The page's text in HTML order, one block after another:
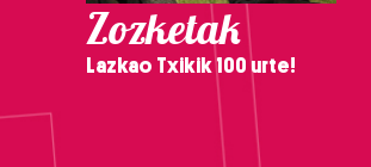
Zozketak
Lazkao Txikik 100 urte!